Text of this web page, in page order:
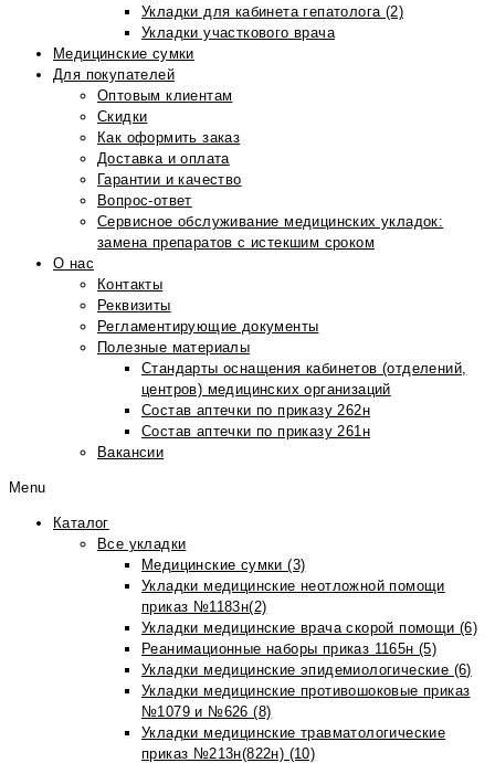
Укладки для кабинета гепатолога (2)
Укладки участкового врача
Медицинские сумки
Для покупателей
Оптовым клиентам
Скидки
Как оформить заказ
Доставка и оплата
Гарантии и качество
Вопрос-ответ
Сервисное обслуживание медицинских укладок:
замена препаратов с истекшим сроком
О нас
Контакты
Реквизиты
Регламентирующие документы
Полезные материалы
Стандарты оснащения кабинетов (отделений,
центров) медицинских организаций
Состав аптечки по приказу 262н
Состав аптечки по приказу 261н
Вакансии
Menu
Каталог
Все укладки
Медицинские сумки (3)
Укладки медицинские неотложной помощи
приказ №1183н(2)
Укладки медицинские врача скорой помощи (6)
Реанимационные наборы приказ 1165н (5)
Укладки медицинские эпидемиологические (6)
Укладки медицинские противошоковые приказ
№1079 и №626 (8)
Укладки медицинские травматологические
приказ №213н(822н) (10)